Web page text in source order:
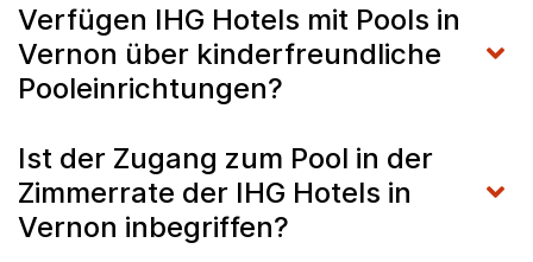
Verfügen IHG Hotels mit Pools in
Vernon über kinderfreundliche
Pooleinrichtungen?
Ist der Zugang zum Pool in der
Zimmerrate der IHG Hotels in
Vernon inbegriffen?